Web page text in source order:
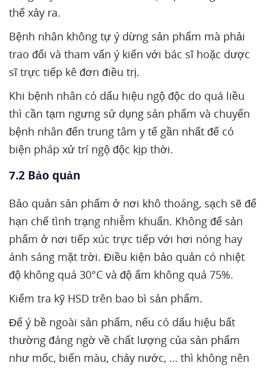
thể xảy ra.
Bệnh nhân không tự ý dừng sản phẩm mà phải
trao đổi và tham vấn ý kiến với bác sĩ hoặc dược
sĩ trực tiếp kê đơn điều trị.
Khi bệnh nhân có dấu hiệu ngộ độc do quá liều
thì cần tạm ngưng sử dụng sản phẩm và chuyển
bệnh nhân đến trung tâm y tế gần nhất để có
biện pháp xử trí ngộ độc kịp thời.
7.2 Bảo quản
Bảo quản sản phẩm ở nơi khô thoáng, sạch sẽ để
hạn chế tình trạng nhiễm khuẩn. Không để sản
phẩm ở nơi tiếp xúc trực tiếp với hơi nóng hay
ánh sáng mặt trời. Điều kiện bảo quản có nhiệt
độ không quá 30°C và độ ẩm không quá 75%.
Kiểm tra kỹ HSD trên bao bì sản phẩm.
Để ý bề ngoài sản phẩm, nếu có dấu hiệu bất
thường đáng ngờ về chất lượng của sản phẩm
như mốc, biến màu, chảy nước, … thì không nên